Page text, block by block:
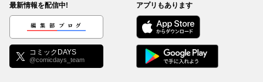
最新情報を配信中!
編集部ブログ
コミックDAYS
@comicdays_team
アプリもあります